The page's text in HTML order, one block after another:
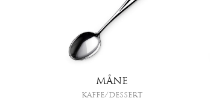
MÅNE
KAFFE/DESSERT